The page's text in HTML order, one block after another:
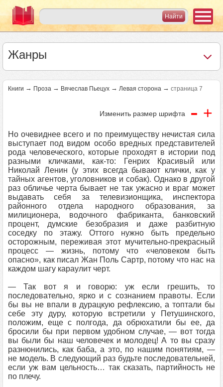
Жанры
Книги → Проза → Вячеслав Пьецух → Левая сторона → страница 7
Изменить размер шрифта - +
Но очевиднее всего и по преимуществу нечистая сила
выступает под видом особо вредных представителей
рода человеческого, которые проходят в истории под
разными кличками, как-то: Генрих Красивый или
Николай Ленин (у этих всегда бывают клички, как у
тайных агентов, уголовников и собак). Однако в другой
раз обличье черта бывает не так ужасно и враг может
выдавать себя за телевизионщика, инспектора
районного отдела народного образования, за
милиционера, водочного фабриканта, банковский
процент, думские безобразия и даже разбитную
соседку по этажу. Оттого нужно быть предельно
осторожным, переживая этот мучительно-прекрасный
процесс — жизнь, потому что «человеком быть
опасно», как писал Жан Поль Сартр, потому что нас на
каждом шагу караулит черт.
— Так вот я и говорю: уж если грешить, то
последовательно, ярко и с сознанием правоты. Если
бы вы не впали в дурацкую рефлексию, а топтали бы
себе эту дуру, которую встретили у Петушинского,
положим, еще с полгода, да обрюхатили бы ее, да
бросили бы при первом удобном случае, — вот тогда
вы были бы наш человечек и молодец! А то вы сразу
разнюнились, как баба, а это, по нашим понятиям, —
не модель. В следующий раз будьте последовательней,
если уж вам цельность… так сказать, партийность не
по плечу.